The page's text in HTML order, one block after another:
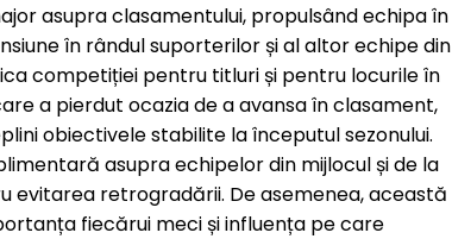
asupra clasamentului, propulsând echipa în
în rândul suporterilor și al altor echipe din
competiției pentru titluri și pentru locurile în
a pierdut ocazia de a avansa în clasament,
obiectivele stabilite la începutul sezonului.
asupra echipelor din mijlocul și de la
evitarea retrogradării. De asemenea, această
fiecărui meci și influența pe care